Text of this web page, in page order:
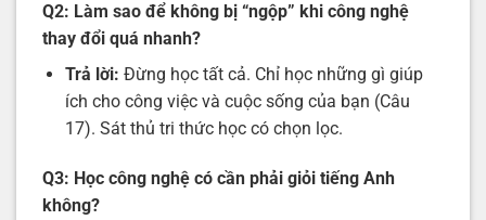
Q2: Làm sao để không bị “ngộp” khi công nghệ
thay đổi quá nhanh?
Trả lời: Đừng học tất cả. Chỉ học những gì giúp
ích cho công việc và cuộc sống của bạn (Câu
17). Sát thủ tri thức học có chọn lọc.
Q3: Học công nghệ có cần phải giỏi tiếng Anh
không?